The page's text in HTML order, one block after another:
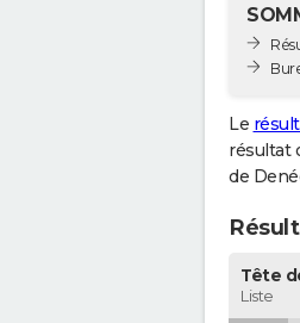
Le
résultat
de
Tête
Liste